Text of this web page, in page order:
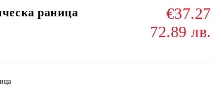
раница
€37.27
72.89 лв.